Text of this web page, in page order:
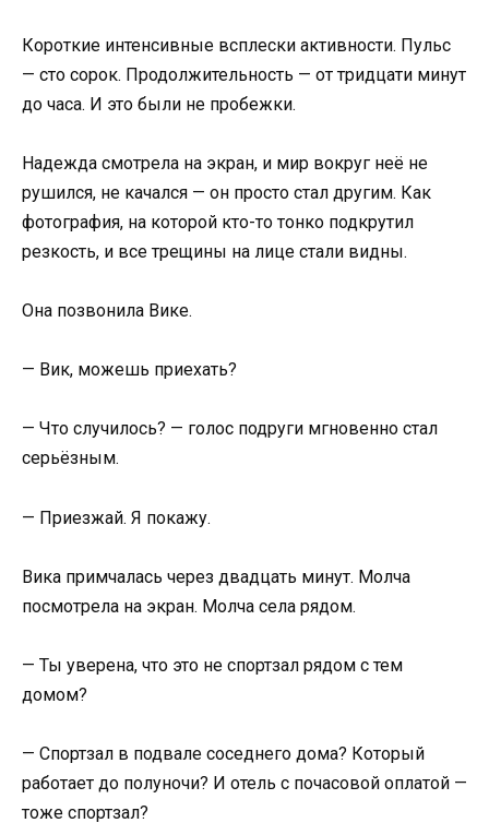
Короткие интенсивные всплески активности. Пульс
— сто сорок. Продолжительность — от тридцати минут
до часа. И это были не пробежки.
Надежда смотрела на экран, и мир вокруг неё не
рушился, не качался — он просто стал другим. Как
фотография, на которой кто-то тонко подкрутил
резкость, и все трещины на лице стали видны.
Она позвонила Вике.
— Вик, можешь приехать?
— Что случилось? — голос подруги мгновенно стал
серьёзным.
— Приезжай. Я покажу.
Вика примчалась через двадцать минут. Молча
посмотрела на экран. Молча села рядом.
— Ты уверена, что это не спортзал рядом с тем
домом?
— Спортзал в подвале соседнего дома? Который
работает до полуночи? И отель с почасовой оплатой —
тоже спортзал?